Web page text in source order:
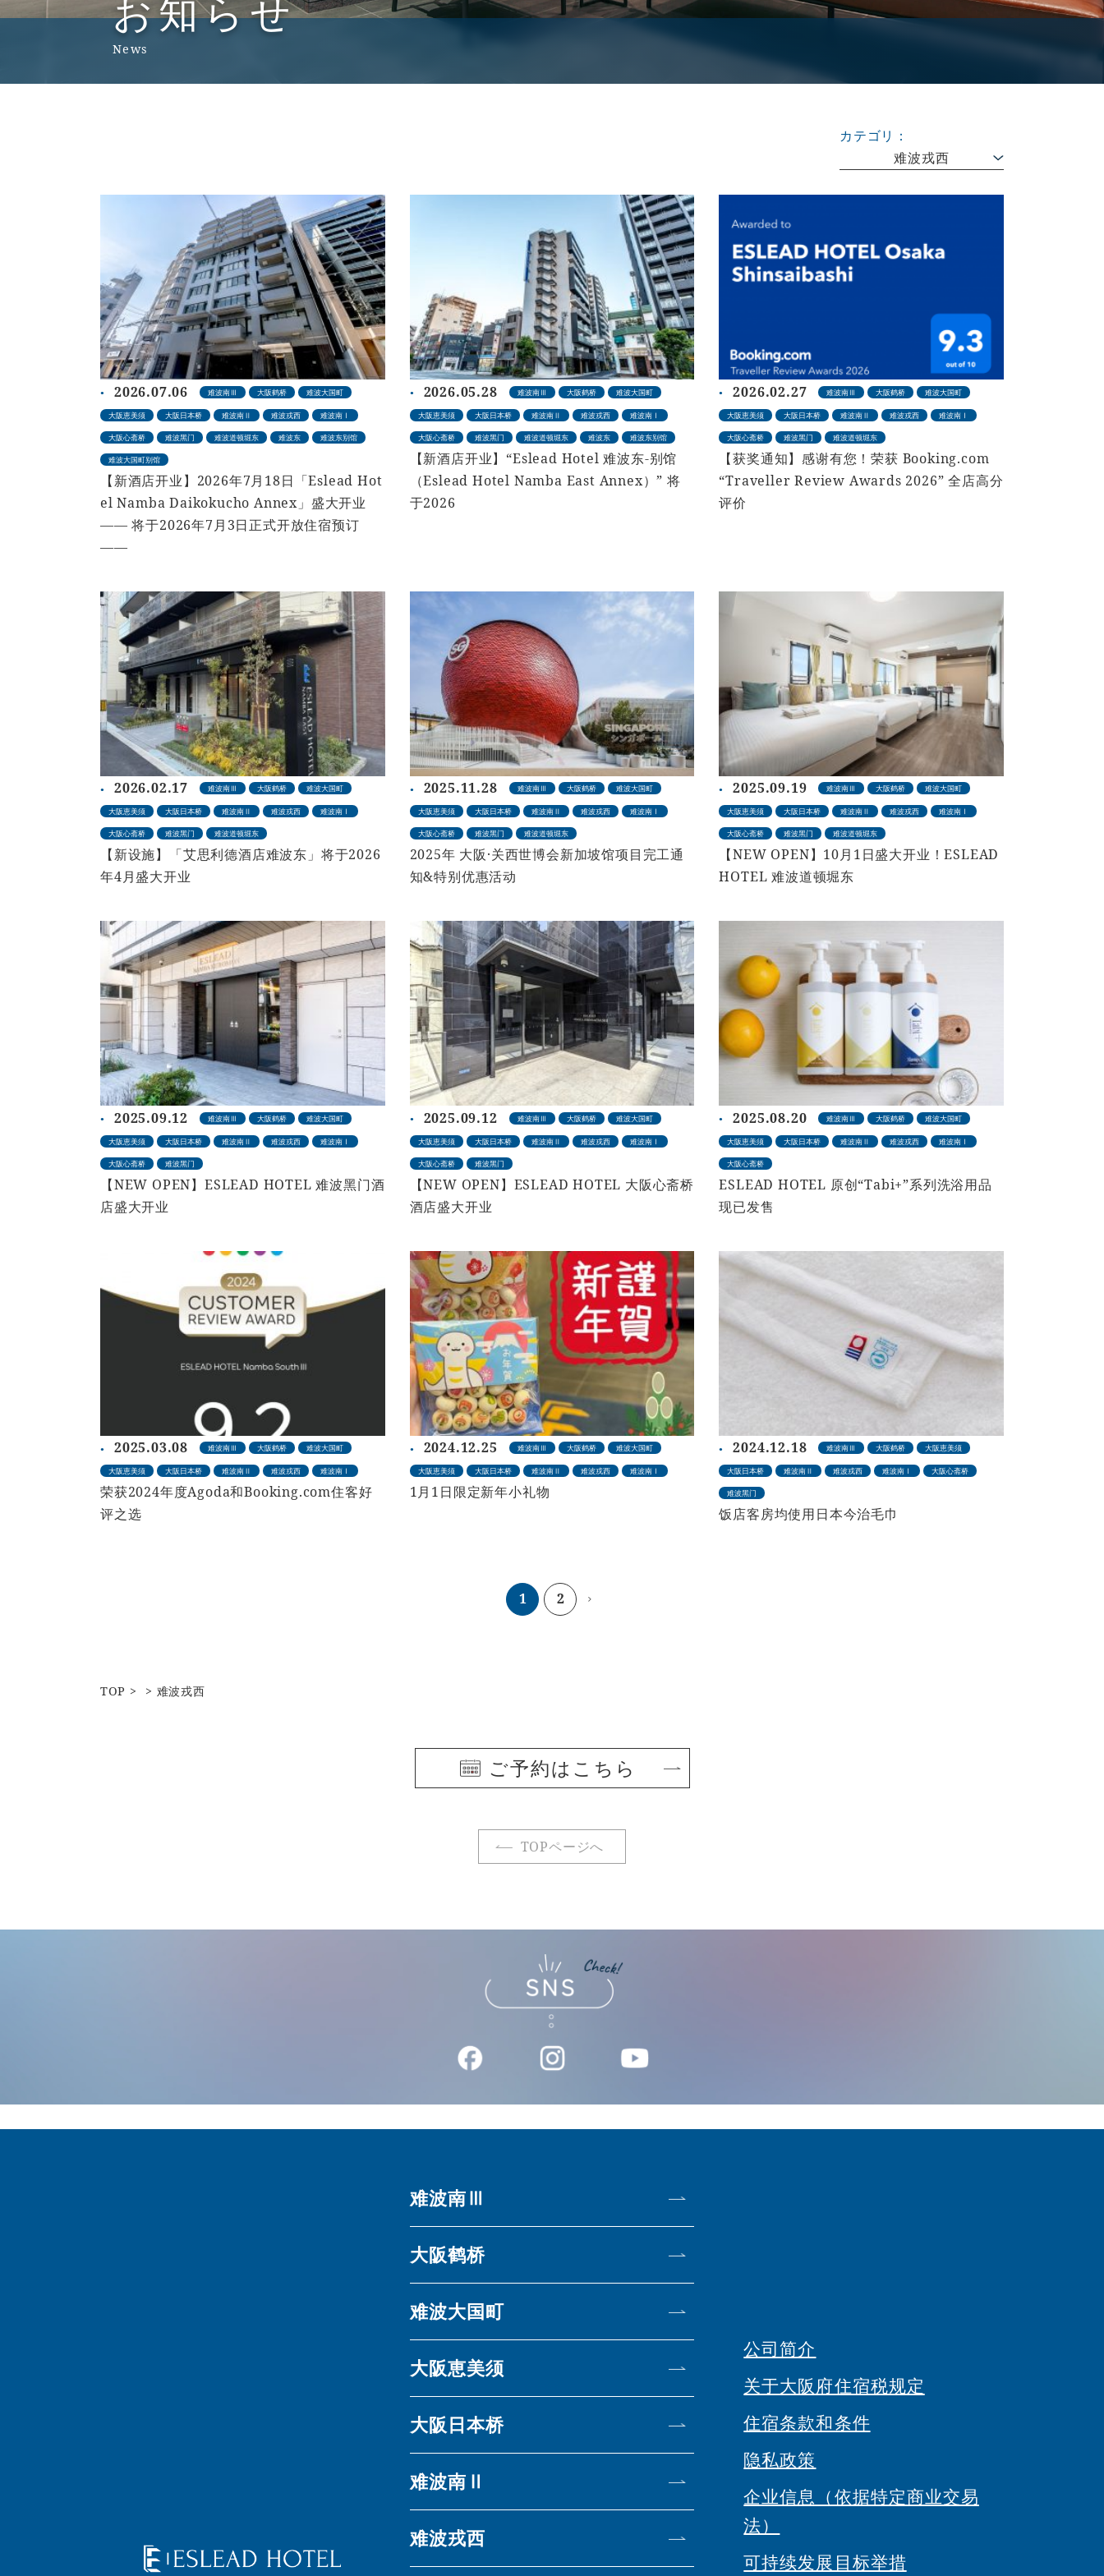
お知らせ
News
カテゴリ：
难波戎西
2026.07.06 难波南Ⅲ 大阪鹤桥 难波大国町
大阪恵美须 大阪日本桥 难波南Ⅱ 难波戎西 难波南Ⅰ
大阪心斋桥 难波黑门 难波道顿堀东 难波东 难波东别馆
难波大国町别馆
【新酒店开业】2026年7月18日「Eslead Hot
el Namba Daikokucho Annex」盛大开业
—— 将于2026年7月3日正式开放住宿预订
——
2026.05.28 难波南Ⅲ 大阪鹤桥 难波大国町
大阪恵美须 大阪日本桥 难波南Ⅱ 难波戎西 难波南Ⅰ
大阪心斋桥 难波黑门 难波道顿堀东 难波东 难波东别馆
【新酒店开业】“Eslead Hotel 难波东-别馆
（Eslead Hotel Namba East Annex）” 将
于2026
2026.02.27 难波南Ⅲ 大阪鹤桥 难波大国町
大阪恵美须 大阪日本桥 难波南Ⅱ 难波戎西 难波南Ⅰ
大阪心斋桥 难波黑门 难波道顿堀东
【获奖通知】感谢有您！荣获 Booking.com
“Traveller Review Awards 2026” 全店高分
评价
2026.02.17 难波南Ⅲ 大阪鹤桥 难波大国町
大阪恵美须 大阪日本桥 难波南Ⅱ 难波戎西 难波南Ⅰ
大阪心斋桥 难波黑门 难波道顿堀东
【新设施】「艾思利德酒店难波东」将于2026
年4月盛大开业
2025.11.28 难波南Ⅲ 大阪鹤桥 难波大国町
大阪恵美须 大阪日本桥 难波南Ⅱ 难波戎西 难波南Ⅰ
大阪心斋桥 难波黑门 难波道顿堀东
2025年 大阪·关西世博会新加坡馆项目完工通
知&特别优惠活动
2025.09.19 难波南Ⅲ 大阪鹤桥 难波大国町
大阪恵美须 大阪日本桥 难波南Ⅱ 难波戎西 难波南Ⅰ
大阪心斋桥 难波黑门 难波道顿堀东
【NEW OPEN】10月1日盛大开业！ESLEAD
HOTEL 难波道顿堀东
2025.09.12 难波南Ⅲ 大阪鹤桥 难波大国町
大阪恵美须 大阪日本桥 难波南Ⅱ 难波戎西 难波南Ⅰ
大阪心斋桥 难波黑门
【NEW OPEN】ESLEAD HOTEL 难波黑门酒
店盛大开业
2025.09.12 难波南Ⅲ 大阪鹤桥 难波大国町
大阪恵美须 大阪日本桥 难波南Ⅱ 难波戎西 难波南Ⅰ
大阪心斋桥 难波黑门
【NEW OPEN】ESLEAD HOTEL 大阪心斋桥
酒店盛大开业
2025.08.20 难波南Ⅲ 大阪鹤桥 难波大国町
大阪恵美须 大阪日本桥 难波南Ⅱ 难波戎西 难波南Ⅰ
大阪心斋桥
ESLEAD HOTEL 原创“Tabi+”系列洗浴用品
现已发售
2025.03.08 难波南Ⅲ 大阪鹤桥 难波大国町
大阪恵美须 大阪日本桥 难波南Ⅱ 难波戎西 难波南Ⅰ
荣获2024年度Agoda和Booking.com住客好
评之选
2024.12.25 难波南Ⅲ 大阪鹤桥 难波大国町
大阪恵美须 大阪日本桥 难波南Ⅱ 难波戎西 难波南Ⅰ
1月1日限定新年小礼物
2024.12.18 难波南Ⅲ 大阪鹤桥 大阪恵美须
大阪日本桥 难波南Ⅱ 难波戎西 难波南Ⅰ 大阪心斋桥
难波黑门
饭店客房均使用日本今治毛巾
1 2
TOP 难波戎西
ご予約はこちら
TOPページへ
难波南Ⅲ
大阪鹤桥
难波大国町
大阪恵美须
大阪日本桥
难波南Ⅱ
难波戎西
公司简介
关于大阪府住宿税规定
住宿条款和条件
隐私政策
企业信息（依据特定商业交易
法）
可持续发展目标举措